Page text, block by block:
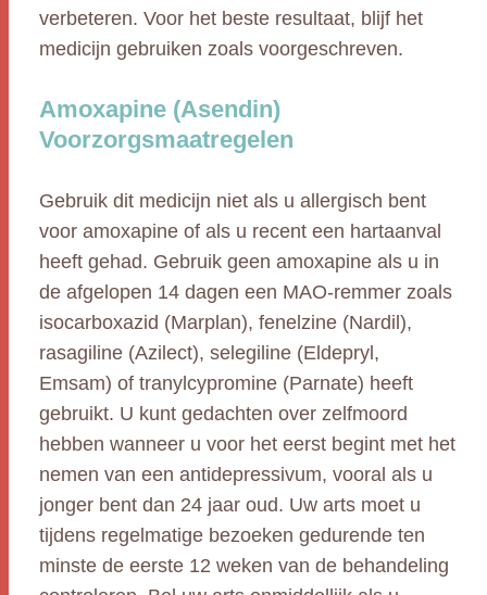
verbeteren. Voor het beste resultaat, blijf het
medicijn gebruiken zoals voorgeschreven.
Amoxapine (Asendin)
Voorzorgsmaatregelen
Gebruik dit medicijn niet als u allergisch bent
voor amoxapine of als u recent een hartaanval
heeft gehad. Gebruik geen amoxapine als u in
de afgelopen 14 dagen een MAO-remmer zoals
isocarboxazid (Marplan), fenelzine (Nardil),
rasagiline (Azilect), selegiline (Eldepryl,
Emsam) of tranylcypromine (Parnate) heeft
gebruikt. U kunt gedachten over zelfmoord
hebben wanneer u voor het eerst begint met het
nemen van een antidepressivum, vooral als u
jonger bent dan 24 jaar oud. Uw arts moet u
tijdens regelmatige bezoeken gedurende ten
minste de eerste 12 weken van de behandeling